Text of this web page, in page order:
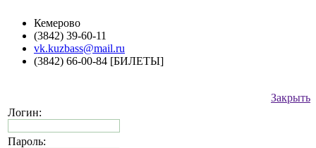
Кемерово
(3842) 39-60-11
vk.kuzbass@mail.ru
(3842) 66-00-84 [БИЛЕТЫ]
Закрыть
Логин:
Пароль: